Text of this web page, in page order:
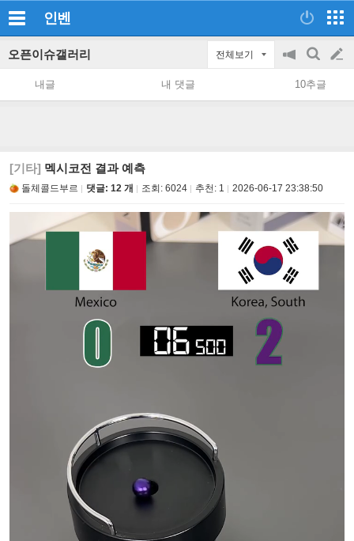
인벤
오픈이슈갤러리 전체보기
공
지
on/off
검
색
글
쓰
내글 내 댓글 10추글
[기타] 멕시코전 결과 예측
돌체콜드부르 댓글: 12 개 조회: 6024 추천: 1 2026-06-17 23:38:50